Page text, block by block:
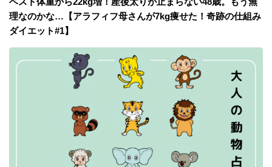
理なのかな…【アラフィフ母さんが7kg痩せた！奇跡の仕組み
ダイエット#1】